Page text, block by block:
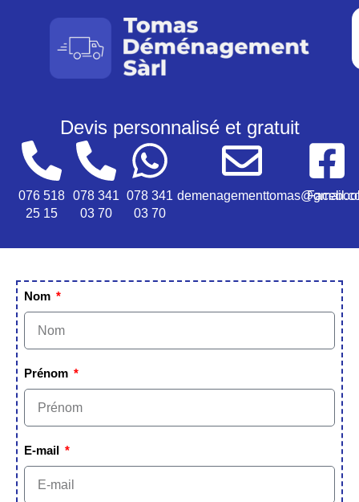
Devis personnalisé et gratuit
076 518
25 15
078 341
03 70
078 341
03 70
Nom
Prénom
E-mail